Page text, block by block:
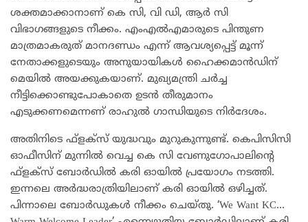
ശക്തമാക്കാനാണ് കെ സി, വി ഡി, ആര്‍ സി
വിഭാഗങ്ങളുടെ നീക്കം. എംഎല്‍എമാരുടെ പിന്തുണ
മാത്രമാകരുത് മാനദണ്ഡം എന്ന് ആവശ്യപ്പെട്ട് മൂന്ന്
നേതാക്കളുടെയും അനുയായികള്‍ ഹൈക്കമാന്‍ഡിന്
മെയില്‍ അയക്കുകയാണ്. മുഖ്യമന്ത്രി ചര്‍ച്ച
നീട്ടിക്കൊണ്ടുപോകാതെ ഉടന്‍ തീരുമാനം
എടുക്കണമെന്നണ് രാഹുല്‍ ഗാന്ധിയുടെ നിര്‍ദേശം.
അതിനിടെ ഫ്‌ളക്‌സ് യുദ്ധവും മുറുകുന്നുണ്ട്. കെപിസിസി
ഓഫീസിന് മുന്നില്‍ വെച്ച കെ സി വേണുഗോപാലിന്റെ
ഫ്‌ളക്സ് ബോര്‍ഡില്‍ കരി ഓയില്‍ പ്രയോഗം നടത്തി.
ഇന്നലെ അര്‍ദ്ധരാത്രിയിലാണ് കരി ഓയില്‍ ഒഴിച്ചത്.
പിന്നാലെ ബോര്‍ഡുകള്‍ നീക്കം ചെയ്തു. ‘We Want KC…